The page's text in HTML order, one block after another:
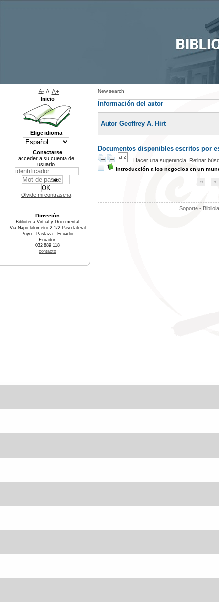
New search
Información del autor
Autor Geoffrey A. Hirt
Documentos disponibles escritos por
Hacer una sugerencia Refinar
Introducción a los negocios en un
Soporte -
A- A A+
Inicio
Elige idioma
Conectarse
acceder a su cuenta de
usuario
Olvidé mi contraseña
Dirección
Biblioteca Virtual y Documental
Via Napo kilometro 2 1/2 Paso lateral
Puyo - Pastaza - Ecuador
Ecuador
032 889 118
contacto